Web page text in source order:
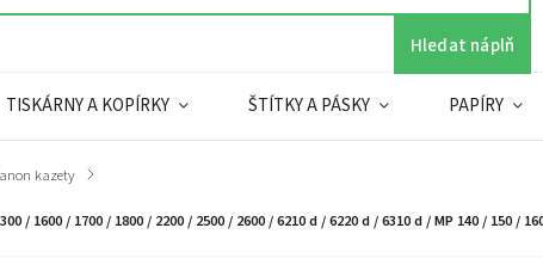
Hledat náplň
TISKÁRNY A KOPÍRKY ŠTÍTKY A PÁSKY PAPÍRY
kazety /
1600 / 1700 / 1800 / 2200 / 2500 / 2600 / 6210 d / 6220 d / 6310 d / MP 140 / 150 /